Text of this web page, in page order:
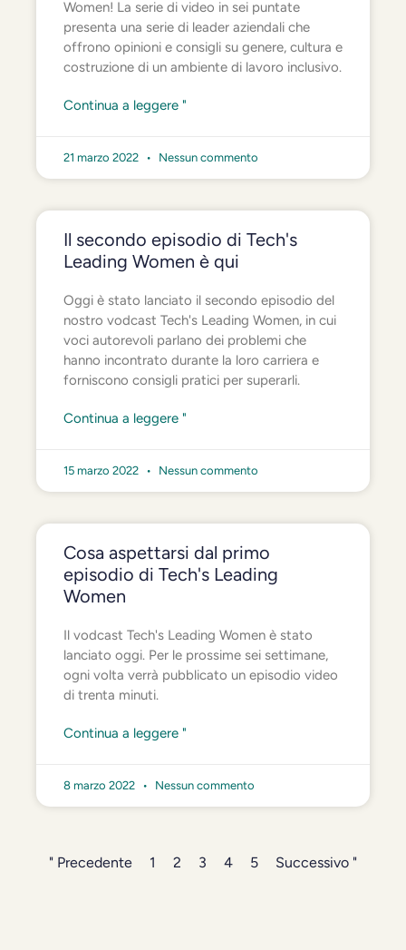
Women! La serie di video in sei puntate
presenta una serie di leader aziendali che
offrono opinioni e consigli su genere, cultura e
costruzione di un ambiente di lavoro inclusivo.
Continua a leggere "
21 marzo 2022 Nessun commento
Il secondo episodio di Tech's
Leading Women è qui
Oggi è stato lanciato il secondo episodio del
nostro vodcast Tech's Leading Women, in cui
voci autorevoli parlano dei problemi che
hanno incontrato durante la loro carriera e
forniscono consigli pratici per superarli.
Continua a leggere "
15 marzo 2022 Nessun commento
Cosa aspettarsi dal primo
episodio di Tech's Leading
Women
Il vodcast Tech's Leading Women è stato
lanciato oggi. Per le prossime sei settimane,
ogni volta verrà pubblicato un episodio video
di trenta minuti.
Continua a leggere "
8 marzo 2022 Nessun commento
" Precedente 1 2 3 4 5 Successivo "